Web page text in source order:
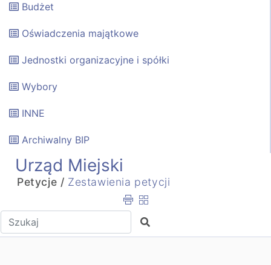
Budżet
Oświadczenia majątkowe
Jednostki organizacyjne i spółki
Wybory
INNE
Archiwalny BIP
Urząd Miejski
Petycje / Zestawienia petycji
Wpisz tekst do wyszukania Szukaj